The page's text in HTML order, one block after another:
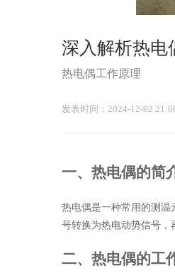
深入解析热电
热电偶工作原理
发表时间：2024-12-02
一、热电偶的简
热电偶是一种常用的测温
号转换为热电动势信号，
二、热电偶的工